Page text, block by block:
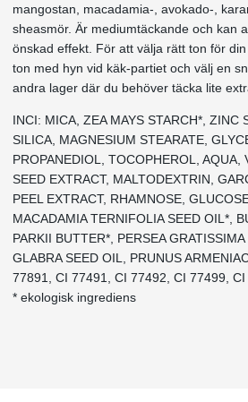
mangostan, macadamia-, avokado-,
sheasmör. Är mediumtäckande och kan
önskad effekt. För att välja rätt ton för
ton med hyn vid käk-partiet och välj en
andra lager där du behöver täcka lite
INCI: MICA, ZEA MAYS STARCH*, ZINC
SILICA, MAGNESIUM STEARATE,
PROPANEDIOL, TOCOPHEROL, AQUA,
SEED EXTRACT, MALTODEXTRIN,
PEEL EXTRACT, RHAMNOSE,
MACADAMIA TERNIFOLIA SEED OIL*,
PARKII BUTTER*, PERSEA
GLABRA SEED OIL, PRUNUS
77891, CI 77491, CI 77492, CI 77499, CI
* ekologisk ingrediens